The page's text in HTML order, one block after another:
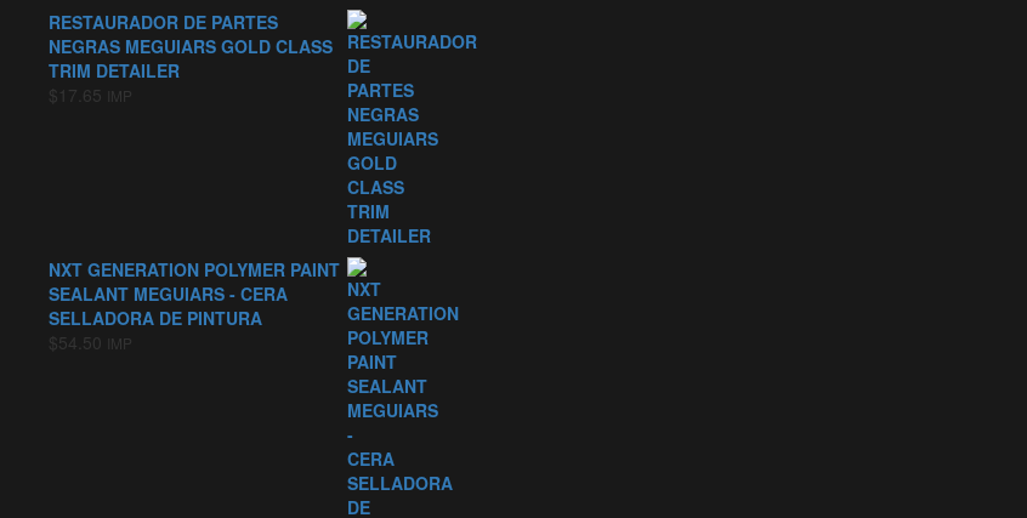
RESTAURADOR DE PARTES
NEGRAS MEGUIARS GOLD CLASS
TRIM DETAILER
$ 17.65 IMP
NXT GENERATION POLYMER PAINT
SEALANT MEGUIARS - CERA
SELLADORA DE PINTURA
$54.50 IMP